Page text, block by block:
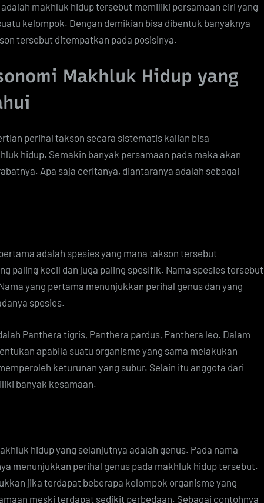
makhluk hidup tersebut memiliki persamaan ciri yang
kelompok. Dengan demikian bisa dibentuk banyaknya
tersebut ditempatkan pada posisinya.
Makhluk Hidup yang
perihal takson secara sistematis kalian bisa
hidup. Semakin banyak persamaan pada maka akan
Apa saja ceritanya, diantaranya adalah sebagai
adalah spesies yang mana takson tersebut
paling kecil dan juga paling spesifik. Nama spesies tersebut
yang pertama menunjukkan perihal genus dan yang
spesies.
Panthera tigris, Panthera pardus, Panthera leo. Dalam
apabila suatu organisme yang sama melakukan
keturunan yang subur. Selain itu anggota dari
banyak kesamaan.
hidup yang selanjutnya adalah genus. Pada nama
menunjukkan perihal genus pada makhluk hidup tersebut.
jika terdapat beberapa kelompok organisme yang
meski terdapat sedikit perbedaan. Sebagai contohnya